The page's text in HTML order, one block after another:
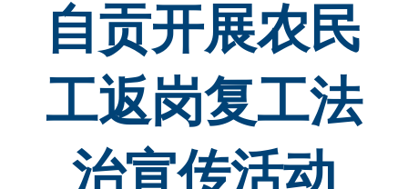
自贡开展农民
工返岗复工法
治宣传活动